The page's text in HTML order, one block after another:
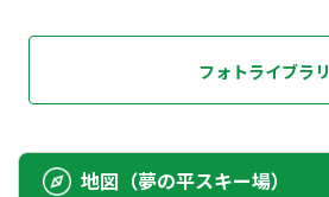
フォトライブラリ
地図（夢の平スキー場）